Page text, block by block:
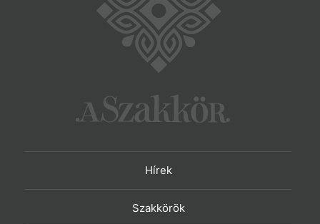
Hírek
Szakkörök